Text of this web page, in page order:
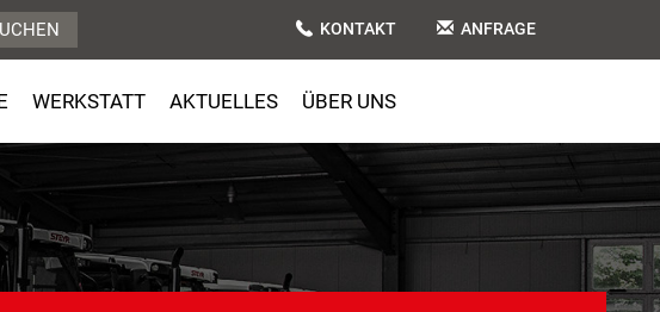
KONTAKT ANFRAGE
WERKSTATT AKTUELLES ÜBER UNS